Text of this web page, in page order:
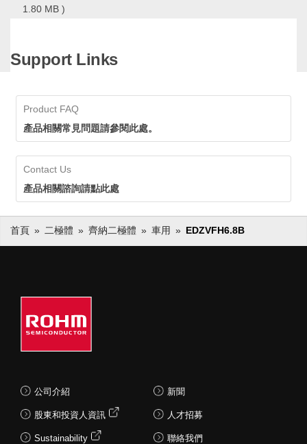
1.80 MB )
經超過600億個，擁有領先業
生命週期長的應用中也可以放
心採用。
ROHM的小訊號Discrete元件長銷
個，擁有領先業界的供貨實績。
ROHM透過確保穩定的生產和供
應，即使在生命週期長的應用中也
可以放心採用。
Support Links
Product FAQ
產品相關常見問題請參閱此處。
Contact Us
產品相關諮詢請點此處
首頁 二極體 齊納二極體 車用 EDZVFH6.8B
公司介紹
股東和投資人資訊
Sustainability
新聞
人才招募
聯絡我們